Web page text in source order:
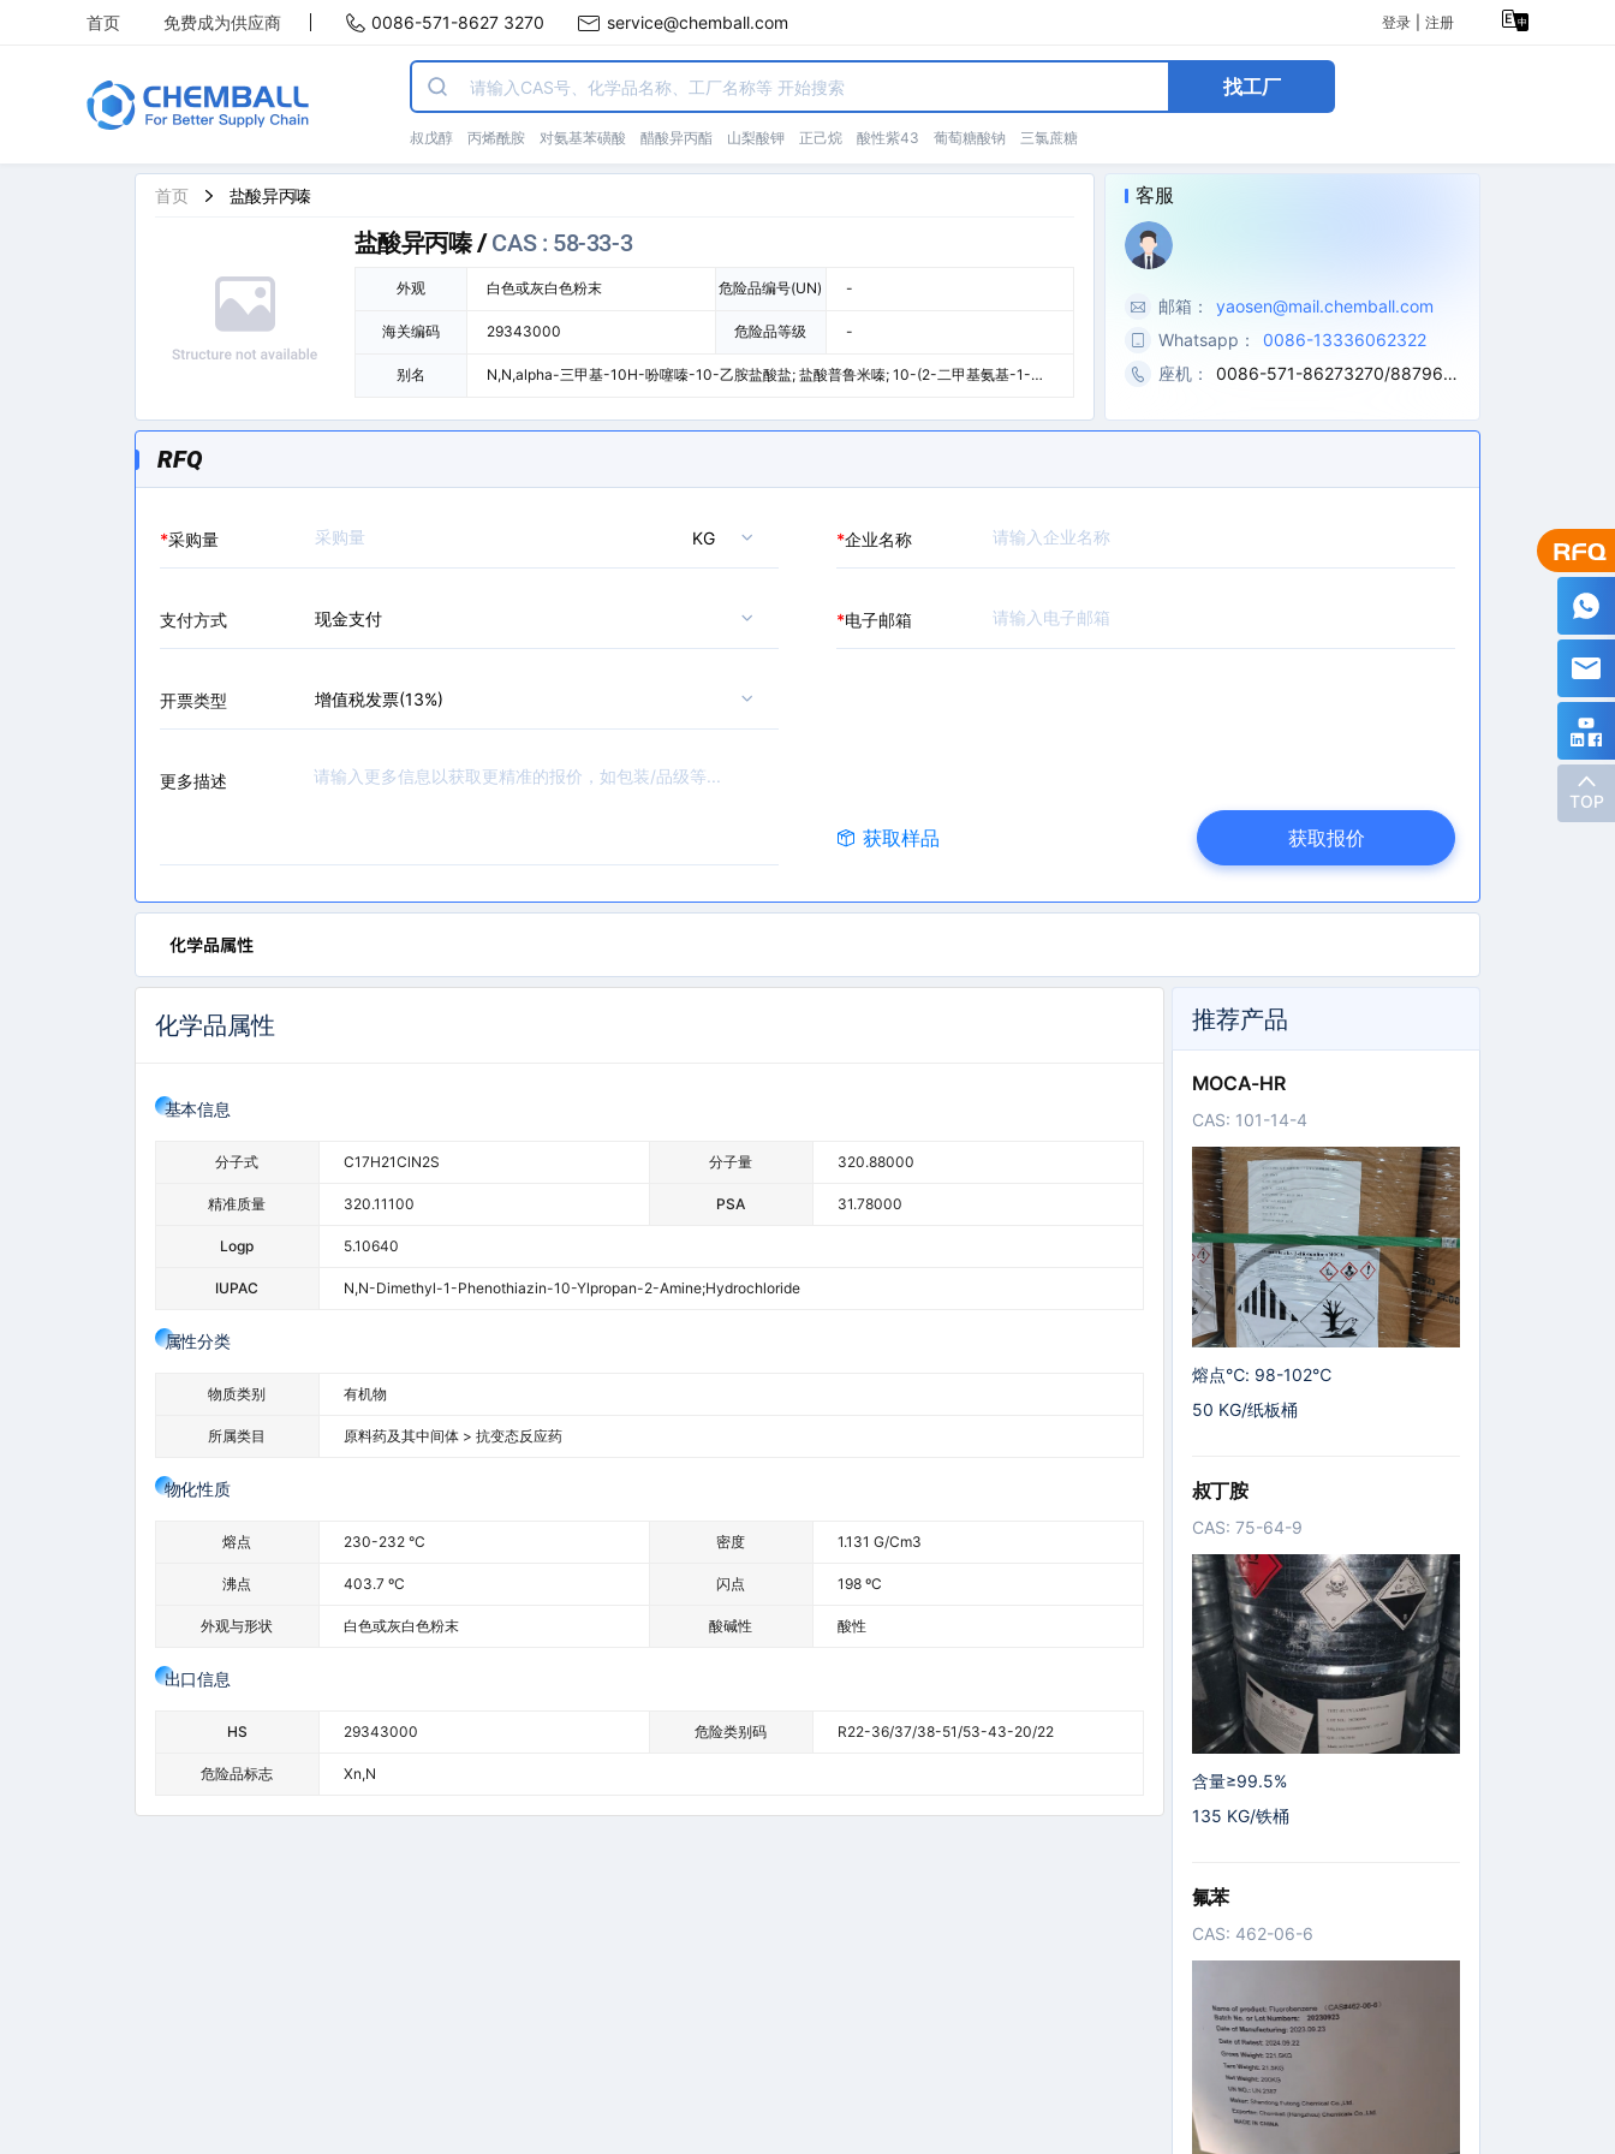
首页 免费成为供应商 0086-571-8627 3270 service@chemball.com 登录 注册
找工厂
叔戊醇 丙烯酰胺 对氨基苯磺酸 醋酸异丙酯 山梨酸钾 正己烷 酸性紫43 葡萄糖酸钠 三氯蔗糖
首页 盐酸异丙嗪
盐酸异丙嗪/ CAS : 58-33-3
外观 白色或灰白色粉末 危险品编号(UN) -
海关编码 29343000 危险品等级 -
别名
N,N,alpha-三甲基-10H-吩噻嗪-10-乙胺盐酸盐; 盐酸普鲁米嗪; 10-(2-二甲基氨基-1-丙
客服
邮箱：
yaosen@mail.chemball.com
Whatsapp：
0086-13336062322
座机：
0086-571-86273270/887962
RFQ
*采购量 KG *企业名称
支付方式 现金支付 *电子邮箱
开票类型 增值税发票(13%)
更多描述
获取样品 获取报价
化学品属性
化学品属性
基本信息
分子式 C17H21ClN2S 分子量 320.88000
精准质量 320.11100 PSA 31.78000
Logp 5.10640
IUPAC N,N-Dimethyl-1-Phenothiazin-10-Ylpropan-2-Amine;hydrochloride
属性分类
物质类别 有机物
所属类目 原料药及其中间体 > 抗变态反应药
物化性质
熔点 230-232 °C 密度 1.131 G/cm3
沸点 403.7 ºC 闪点 198 ºC
外观与形状 白色或灰白色粉末 酸碱性 酸性
出口信息
HS 29343000 危险类别码 R22-36/37/38-51/53-43-20/22
危险品标志 Xn,N
推荐产品
MOCA-HR
CAS: 101-14-4
熔点℃: 98-102℃
50 KG/纸板桶
叔丁胺
CAS: 75-64-9
含量≥99.5%
135 KG/铁桶
氟苯
CAS: 462-06-6
TOP